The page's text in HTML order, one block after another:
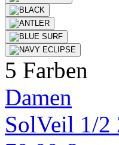
5 Farben
Damen
SolVeil 1/2